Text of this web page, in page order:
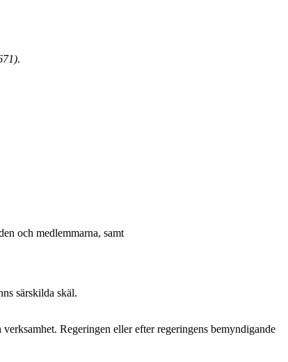
.
och medlemmarna, samt
särskilda skäl.
Regeringen eller efter regeringens bemyndigande